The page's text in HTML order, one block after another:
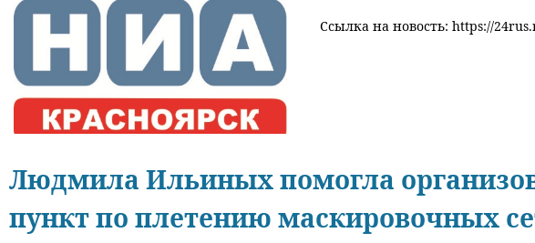
Ссылка на новость: https://
Людмила Ильиных помогла
пункт по плетению маскировочных